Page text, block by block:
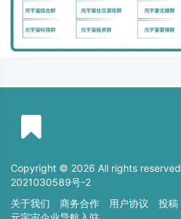
Copyright © 2026 All rights
2021030589号-2
关于我们
商务合作 用户协议 投稿